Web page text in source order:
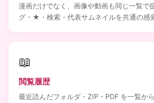
漫画だけでなく、画像や動画も同じ一覧で
グ・★・検索・代表サムネイルを共通の感
📖
閲覧履歴
最近読んだフォルダ・ZIP・PDF を一覧か